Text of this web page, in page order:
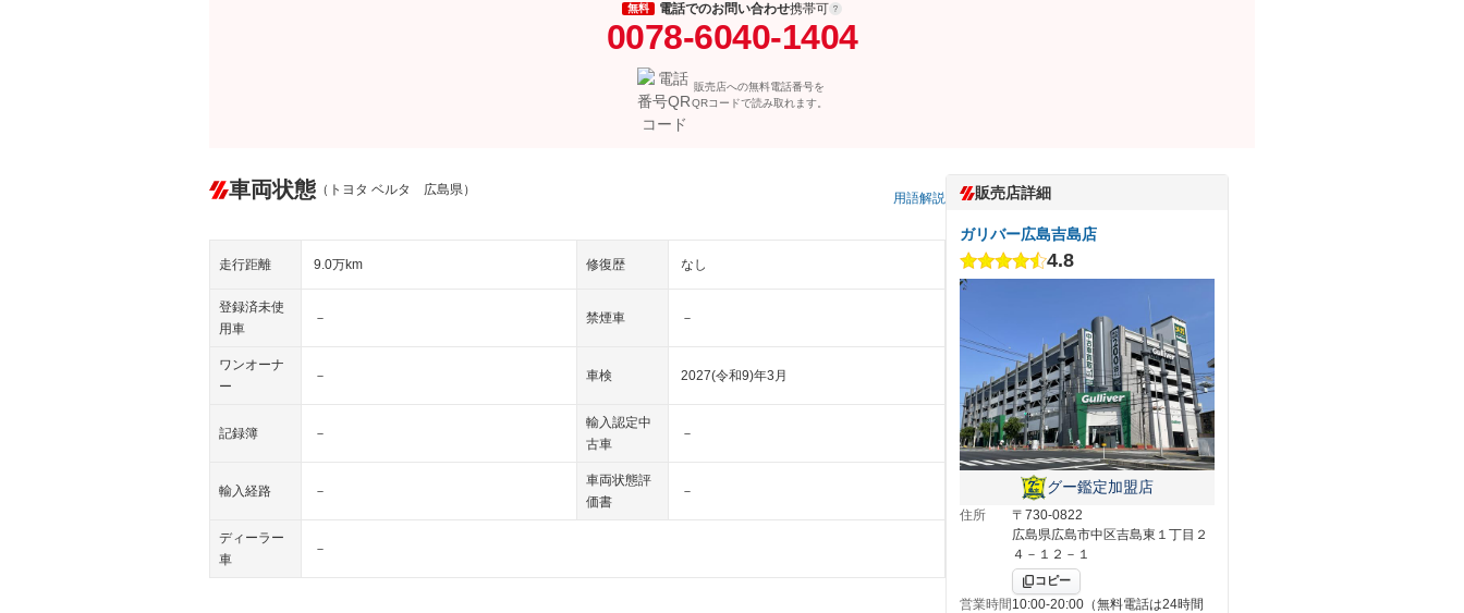
無料 電話でのお問い合わせ携帯可
0078-6040-1404
販売店への無料電話番号を
QRコードで読み取れます。
車両状態 （トヨタ ベルタ 広島県）
用語解説
走行距離 9.0万km 修復歴 なし
登録済未使
用車
－ 禁煙車 －
ワンオーナ
ー
－ 車検 2027(令和9)年3月
記録簿 －
輸入認定中
古車
－
輸入経路 －
車両状態評
価書
－
ディーラー
車
－
販売店詳細
ガリバー広島吉島店
4.8
グー鑑定加盟店
住所
〒730-0822
広島県広島市中区吉島東１丁目２
４－１２－１
コピー
営業時間10:00-20:00（無料電話は24時間